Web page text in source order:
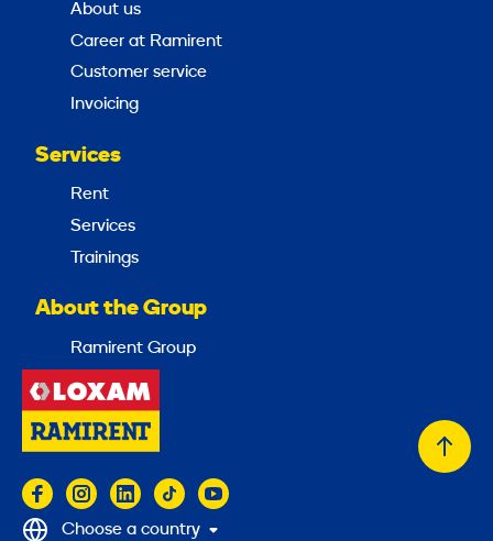
About us
Career at Ramirent
Customer service
Invoicing
Services
Rent
Services
Trainings
About the Group
Ramirent Group
Back
Choose a country